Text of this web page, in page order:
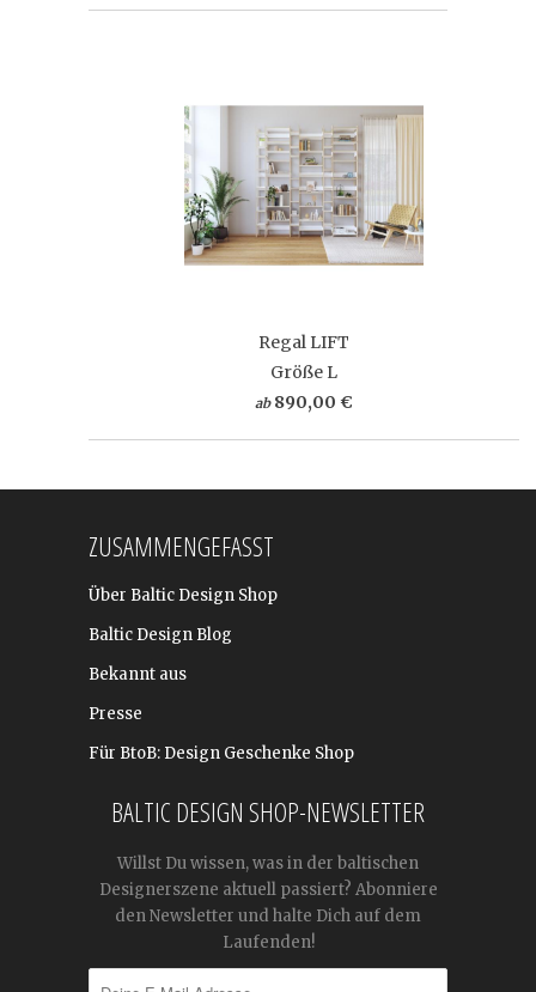
Regal LIFT
Größe L
ab 890,00 €
ZUSAMMENGEFASST
Über Baltic Design Shop
Baltic Design Blog
Bekannt aus
Presse
Für BtoB: Design Geschenke Shop
BALTIC DESIGN SHOP-NEWSLETTER
Willst Du wissen, was in der baltischen
Designerszene aktuell passiert? Abonniere
den Newsletter und halte Dich auf dem
Laufenden!